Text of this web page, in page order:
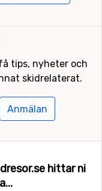
tips, nyheter och
skidrelaterat.
Anmälan
hittar ni